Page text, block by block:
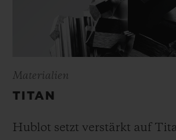
Materialien
TITAN
Hublot setzt verstärkt auf